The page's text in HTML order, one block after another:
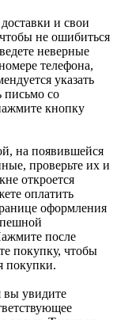
и свои
не ошибиться
неверные
телефона,
указать
письмо со
кнопку
на появившейся
проверьте их и
откроется
оплатить
оформления
после
покупку, чтобы
покупки.
вы увидите